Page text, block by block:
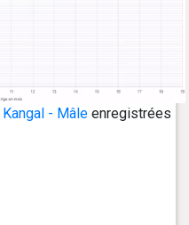
Kangal - Mâle enregistrées